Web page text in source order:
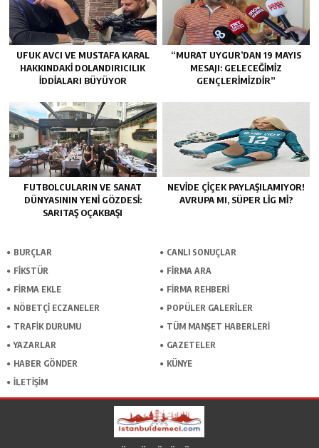
UFUK AVCI VE MUSTAFA KARAL
HAKKINDAKI DOLANDIRICILIK
İDDIALARI BÜYÜYOR
“MURAT UYGUR’DAN 19 MAYIS
MESAJI: GELECEĞIMIZ
GENÇLERIMIZDIR”
FUTBOLCULARIN VE SANAT
DÜNYASININ YENI GÖZDESI:
SARITAŞ OÇAKBAŞI
NEVIDE ÇIÇEK PAYLAŞILAMIYOR!
AVRUPA MI, SÜPER LIG MI?
BURÇLAR
CANLI SONUÇLAR
FİKSTÜR
FİRMA ARA
FİRMA EKLE
FİRMA REHBERİ
NÖBETÇİ ECZANELER
POPÜLER GALERİLER
TRAFİK DURUMU
TÜM MANŞET HABERLERİ
YAZARLAR
GAZETELER
HABER GÖNDER
KÜNYE
İLETİŞİM